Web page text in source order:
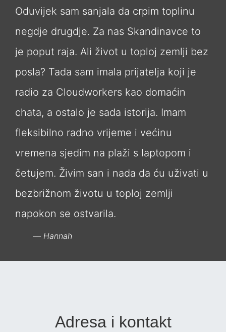
Oduvijek sam sanjala da crpim toplinu
negdje drugdje. Za nas Skandinavce to
je poput raja. Ali život u toploj zemlji bez
posla? Tada sam imala prijatelja koji je
radio za Cloudworkers kao domaćin
chata, a ostalo je sada istorija. Imam
fleksibilno radno vrijeme i većinu
vremena sjedim na plaži s laptopom i
četujem. Živim san i nada da ću uživati ​​u
bezbrižnom životu u toploj zemlji
napokon se ostvarila.
Hannah
Adresa i kontakt